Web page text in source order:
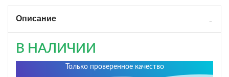
Описание
В НАЛИЧИИ
Только проверенное качество